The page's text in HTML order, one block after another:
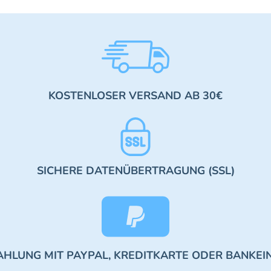
KOSTENLOSER VERSAND AB 30€
SICHERE DATENÜBERTRAGUNG (SSL)
MIT PAYPAL, KREDITKARTE ODER